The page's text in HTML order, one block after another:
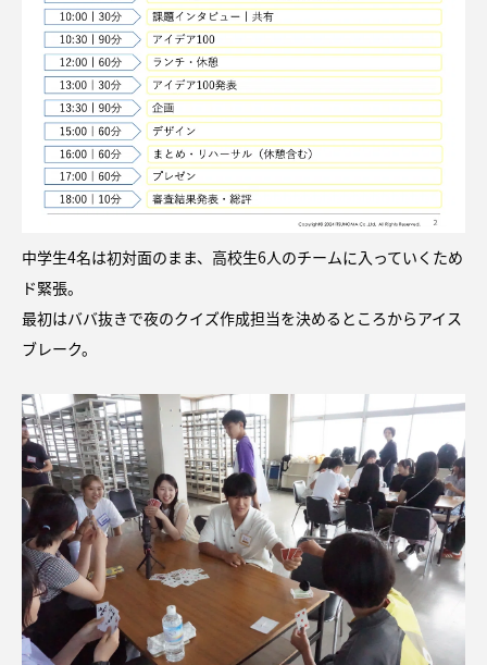
中学生4名は初対面のまま、高校生6人のチームに入っていくため
ド緊張。
最初はババ抜きで夜のクイズ作成担当を決めるところからアイス
ブレーク。